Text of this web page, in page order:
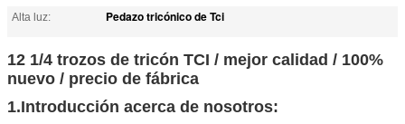
Alta luz: Pedazo tricónico de Tci
12 1/4 trozos de tricón TCI / mejor calidad / 100%
nuevo / precio de fábrica
1.Introducción acerca de nosotros: